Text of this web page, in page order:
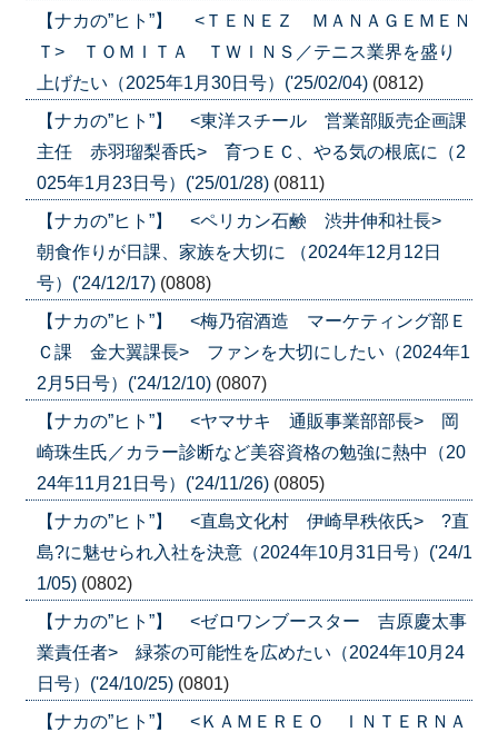
【ナカの”ヒト”】 <ＴＥＮＥＺ ＭＡＮＡＧＥＭＥＮ
Ｔ> ＴＯＭＩＴＡ ＴＷＩＮＳ／テニス業界を盛り
上げたい（2025年1月30日号）('25/02/04) (0812)
【ナカの”ヒト”】 <東洋スチール 営業部販売企画課
主任 赤羽瑠梨香氏> 育つＥＣ、やる気の根底に（2
025年1月23日号）('25/01/28) (0811)
【ナカの”ヒト”】 <ペリカン石鹸 渋井伸和社長>
朝食作りが日課、家族を大切に （2024年12月12日
号）('24/12/17) (0808)
【ナカの”ヒト”】 <梅乃宿酒造 マーケティング部Ｅ
Ｃ課 金大翼課長> ファンを大切にしたい（2024年1
2月5日号）('24/12/10) (0807)
【ナカの”ヒト”】 <ヤマサキ 通販事業部部長> 岡
崎珠生氏／カラー診断など美容資格の勉強に熱中（20
24年11月21日号）('24/11/26) (0805)
【ナカの”ヒト”】 <直島文化村 伊崎早秩依氏> ?直
島?に魅せられ入社を決意（2024年10月31日号）('24/1
1/05) (0802)
【ナカの”ヒト”】 <ゼロワンブースター 吉原慶太事
業責任者> 緑茶の可能性を広めたい（2024年10月24
日号）('24/10/25) (0801)
【ナカの”ヒト”】 <ＫＡＭＥＲＥＯ ＩＮＴＥＲＮＡ